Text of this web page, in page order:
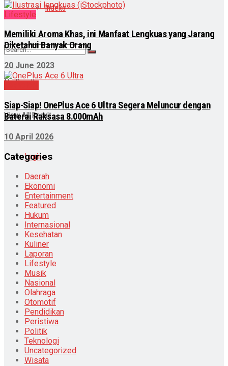
Indeks
No Result
View All Result
Login
Lifestyle
Memiliki Aroma Khas, ini Manfaat Lengkuas yang Jarang
Diketahui Banyak Orang
20 June 2023
Siap-Siap! OnePlus Ace 6 Ultra Segera Meluncur dengan
Baterai Raksasa 8.000mAh
10 April 2026
Categories
Daerah
Ekonomi
Entertainment
Featured
Hukum
Internasional
Kesehatan
Kuliner
Laporan
Lifestyle
Musik
Nasional
Olahraga
Otomotif
Pendidikan
Peristiwa
Politik
Teknologi
Uncategorized
Wisata